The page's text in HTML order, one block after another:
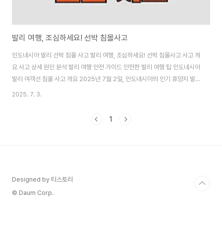
발리 여행, 조심하세요! 선박 침몰사고
인도네시아 발리 선박 침몰 사고 발리 여행, 조심하세요! 선박 침몰사고 사고 개
요 사고 상세 원인 분석 발리 여행 안전 가이드 안전한 발리 여행 팁 인도네시아
발리 여객선 침몰 사고 개요 2025년 7월 2일, 인도네시아의 인기 휴양지 발
리 근처에서 발생한 여객선 침몰 사고는 전 세계적으로 큰 충격을 주었습니다.
침몰하며 최소 4명이 사망하고 38명이 실종되는 비극이 발생했습니다. 이 사
2025. 7. 3.
1
Designed by 티스토리
© Daum Corp.